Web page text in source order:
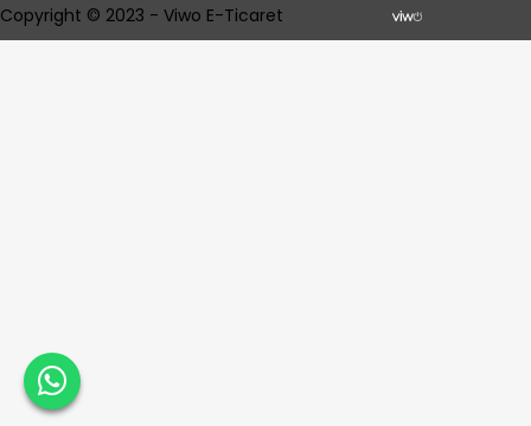
Copyright © 2023 - Viwo E-Ticaret